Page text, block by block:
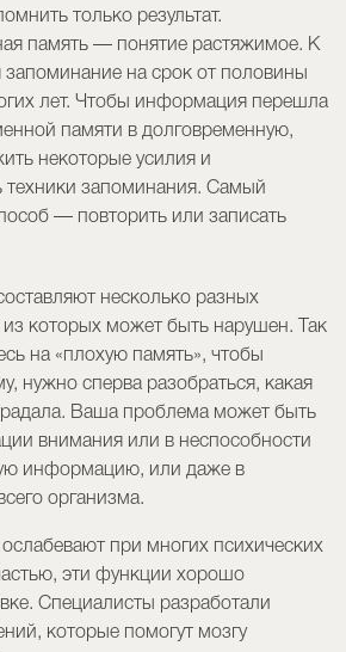
только результат.
память — понятие растяжимое. К
запоминание на срок от половины
лет. Чтобы информация перешла
памяти в долговременную,
некоторые усилия и
техники запоминания. Самый
— повторить или записать
несколько разных
которых может быть нарушен. Так
на «плохую память», чтобы
нужно сперва разобраться, какая
Ваша проблема может быть
внимания или в неспособности
информацию, или даже в
организма.
при многих психических
эти функции хорошо
Специалисты разработали
которые помогут мозгу